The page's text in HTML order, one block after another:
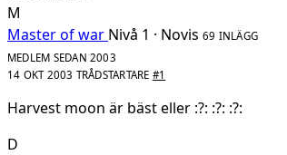
M
Master of war Nivå 1 · Novis 69 INLÄGG
MEDLEM SEDAN 2003
14 OKT 2003 TRÅDSTARTARE #1
Harvest moon är bäst eller :?: :?: :?:
D